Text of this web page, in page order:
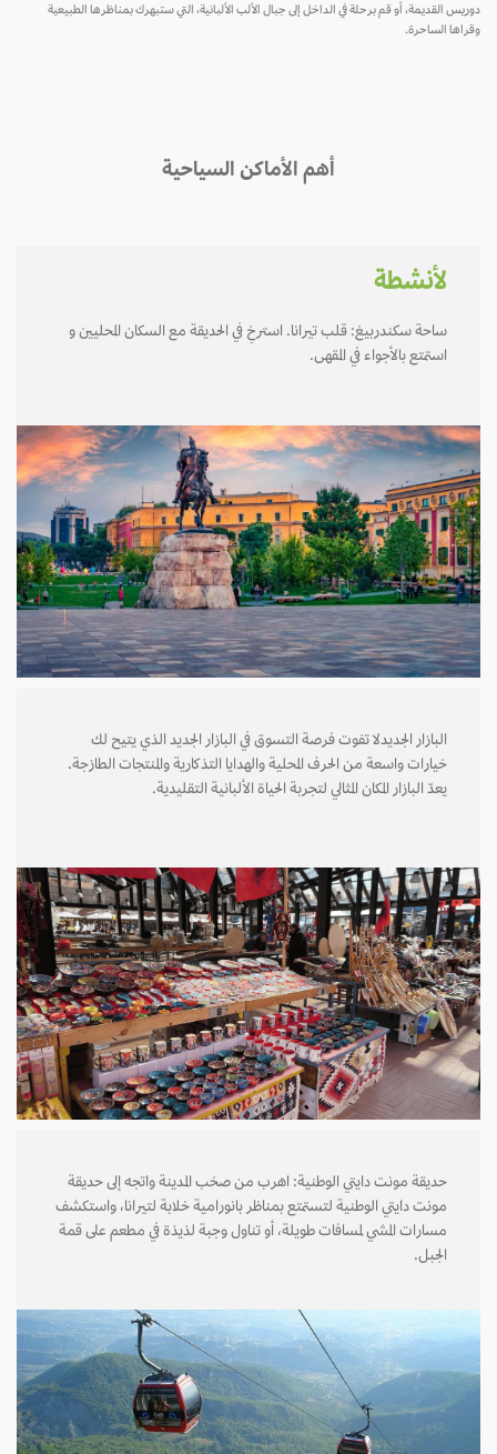
دوريس القديمة، أو قم برحلة في الداخل إلى جبال الألب الألبانية، التي ستبهرك بمناظرها الطبيعية
وقراها الساحرة.
أهم الأماكن السياحية
لأنشطة
ساحة سكندربيغ: قلب تيرانا. استرخِ في الحديقة مع السكان المحليين و
استمتع بالأجواء في المقهى.
البازار الجديدلا تفوت فرصة التسوق في البازار الجديد الذي يتيح لك
خيارات واسعة من الحرف المحلية والهدايا التذكارية والمنتجات الطازجة.
يعدّ البازار المكان المثالي لتجربة الحياة الألبانية التقليدية.
حديقة مونت دايتي الوطنية: اهرب من صخب المدينة واتجه إلى حديقة
مونت دايتي الوطنية لتستمتع بمناظر بانورامية خلابة لتيرانا، واستكشف
مسارات المشي لمسافات طويلة، أو تناول وجبة لذيذة في مطعم على قمة
الجبل.